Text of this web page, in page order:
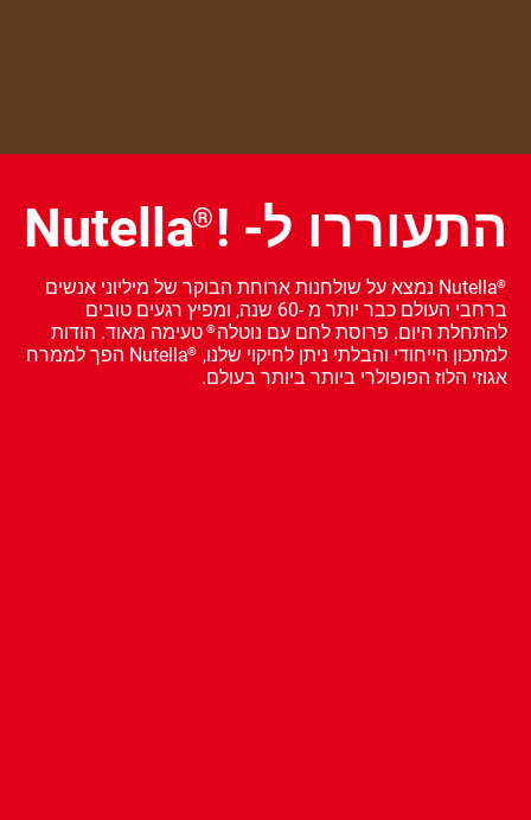
התעוררו ל- ! Nutella®
®
Nutella נמצא על שולחנות ארוחת הבוקר של מיליוני אנשים
ברחבי העולם כבר יותר מ -60 שנה, ומפיץ רגעים טובים
להתחלת היום. פרוסת לחם עם נוטלה®טעימה מאוד. הודות
למתכון הייחודי והבלתי ניתן לחיקוי שלנו, ®
Nutella הפך לממרח
אגוזי הלוז הפופולרי ביותר ביותר בעולם.